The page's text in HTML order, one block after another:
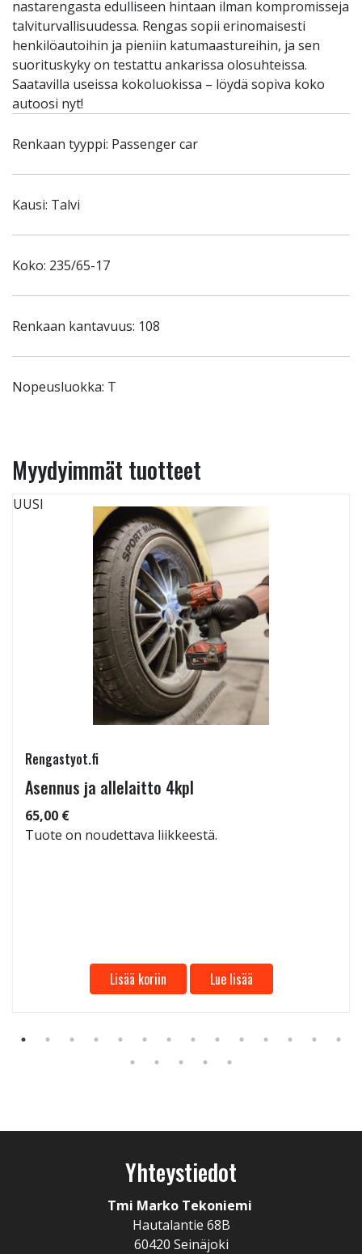
nastarengasta edulliseen hintaan ilman kompromisseja
talviturvallisuudessa. Rengas sopii erinomaisesti
henkilöautoihin ja pieniin katumaastureihin, ja sen
suorituskyky on testattu ankarissa olosuhteissa.
Saatavilla useissa kokoluokissa – löydä sopiva koko
autoosi nyt!
Renkaan tyyppi: Passenger car
Kausi: Talvi
Koko: 235/65-17
Renkaan kantavuus: 108
Nopeusluokka: T
Myydyimmät tuotteet
UUSI
Rengastyot.fi
Asennus ja allelaitto 4kpl
65,00 €
Tuote on noudettava liikkeestä.
Lisää koriin Lue lisää
Yhteystiedot
Tmi Marko Tekoniemi
Hautalantie 68B
60420 Seinäjoki